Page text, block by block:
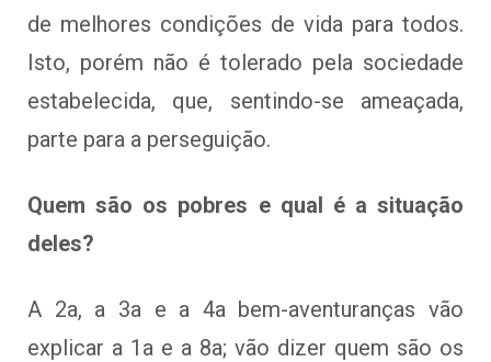
de melhores condições de vida para todos.
Isto, porém não é tolerado pela sociedade
estabelecida, que, sentindo-se ameaçada,
parte para a perseguição.
Quem são os pobres e qual é a situação
deles?
A 2a, a 3a e a 4a bem-aventuranças vão
explicar a 1a e a 8a; vão dizer quem são os